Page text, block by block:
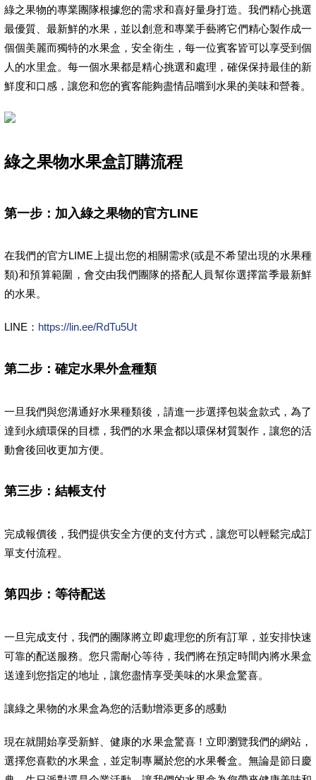
綠之果物的專業團隊根據您的需求和喜好量身打造。我們精心挑選
最優質、最新鮮的水果，並以創意和專業手藝將它們精心製作成一
個個美麗而獨特的水果盒，安全衛生，每一位賓客皆可以享受到個
人的水里盒。每一個水果都是精心挑選和處理，確保保持最佳的新
鮮度和口感，讓您和您的賓客能夠盡情品嚐到水果的美味和營養。
綠之果物水果盒訂購流程
第一步：加入綠之果物的官方LINE
在我們的官方LIME上提出您的相關需求(或是不希望出現的水果種
類)和預算範圍，會交由我們團隊的搭配人員幫你選擇當季最新鮮
的水果。
LINE： https://lin.ee/RdTu5Ut
第二步：確定水果外盒種類
一旦我們與您溝通好水果種類後，請進一步選擇包裝盒款式，為了
達到永續環保的目標，我們的水果盒都以環保材質製作，讓您的活
動會後回收更加方便。
第三步：結帳支付
完成報價後，我們提供安全方便的支付方式，讓您可以輕鬆完成訂
單支付流程。
第四步：等待配送
一旦完成支付，我們的團隊將立即處理您的所有訂單，並安排快速
可靠的配送服務。您只需耐心等待，我們將在預定時間內將水果盒
送達到您指定的地址，讓您盡情享受美味的水果盒驚喜。
讓綠之果物的水果盒為您的活動增添更多的感動
現在就開始享受新鮮、健康的水果盒驚喜！立即瀏覽我們的網站，
選擇您喜歡的水果盒，並定制專屬於您的水果餐盒。無論是節日慶